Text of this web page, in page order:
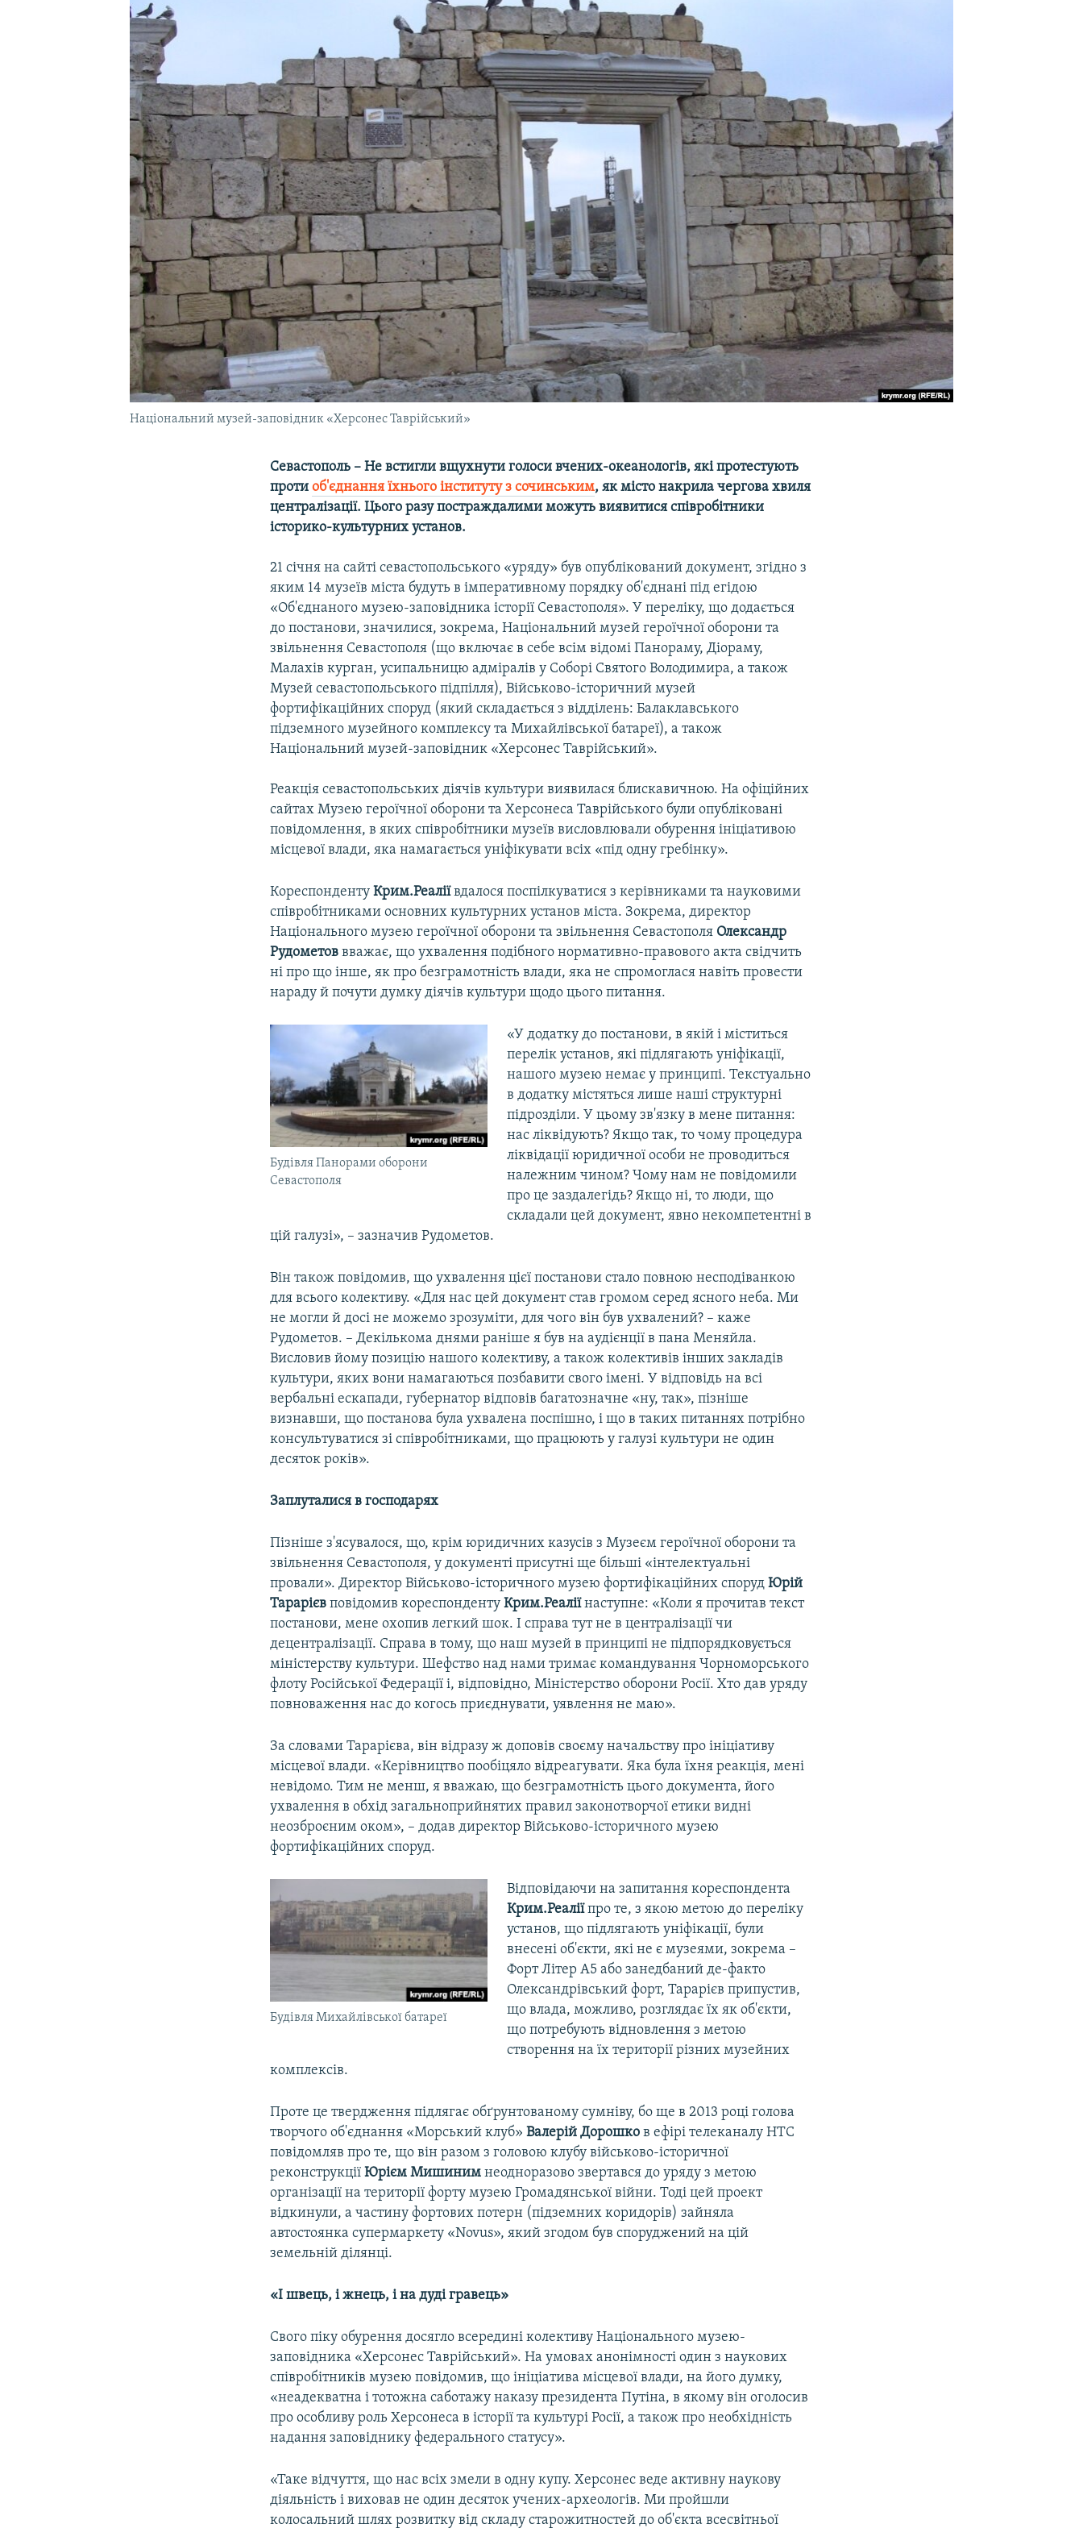
УКРАЇНСЬКА ПРОБЛЕМА КРИМУ
Національний музей-заповідник «Херсонес Таврійський»
Севастополь – Не встигли вщухнути голоси вчених-океанологів, які протестують
протиоб'єднання їхнього інституту з сочинським, як місто накрила чергова хвиля
централізації. Цього разу постраждалими можуть виявитися співробітники
історико-культурних установ.
21 січня на сайті севастопольського «уряду» був опублікований документ, згідно з
яким 14 музеїв міста будуть в імперативному порядку об'єднані під егідою
«Об'єднаного музею-заповідника історії Севастополя». У переліку, що додається
до постанови, значилися, зокрема, Національний музей героїчної оборони та
звільнення Севастополя (що включає в себе всім відомі Панораму, Діораму,
Малахів курган, усипальницю адміралів у Соборі Святого Володимира, а також
Музей севастопольського підпілля), Військово-історичний музей
фортифікаційних споруд (який складається з відділень: Балаклавського
підземного музейного комплексу та Михайлівської батареї), а також
Національний музей-заповідник «Херсонес Таврійський».
Реакція севастопольських діячів культури виявилася блискавичною. На офіційних
сайтах Музею героїчної оборони та Херсонеса Таврійського були опубліковані
повідомлення, в яких співробітники музеїв висловлювали обурення ініціативою
місцевої влади, яка намагається уніфікувати всіх «під одну гребінку».
КореспондентуКрим.Реаліївдалося поспілкуватися з керівниками та науковими
співробітниками основних культурних установ міста. Зокрема, директор
Національного музею героїчної оборони та звільнення Севастополя Олександр
Рудометоввважає, що ухвалення подібного нормативно-правового акта свідчить
ні про що інше, як про безграмотність влади, яка не спромоглася навіть провести
нараду й почути думку діячів культури щодо цього питання.
Будівля Панорами оборони
Севастополя
«У додатку до постанови, в якій і міститься
перелік установ, які підлягають уніфікації,
нашого музею немає у принципі. Текстуально
в додатку містяться лише наші структурні
підрозділи. У цьому зв'язку в мене питання:
нас ліквідують? Якщо так, то чому процедура
ліквідації юридичної особи не проводиться
належним чином? Чому нам не повідомили
про це заздалегідь? Якщо ні, то люди, що
складали цей документ, явно некомпетентні в
цій галузі», – зазначив Рудометов.
Він також повідомив, що ухвалення цієї постанови стало повною несподіванкою
для всього колективу. «Для нас цей документ став громом серед ясного неба. Ми
не могли й досі не можемо зрозуміти, для чого він був ухвалений? – каже
Рудометов. – Декількома днями раніше я був на аудієнції в пана Меняйла.
Висловив йому позицію нашого колективу, а також колективів інших закладів
культури, яких вони намагаються позбавити свого імені. У відповідь на всі
вербальні ескапади, губернатор відповів багатозначне «ну, так», пізніше
визнавши, що постанова була ухвалена поспішно, і що в таких питаннях потрібно
консультуватися зі співробітниками, що працюють у галузі культури не один
десяток років».
Заплуталися в господарях
Пізніше з'ясувалося, що, крім юридичних казусів з Музеєм героїчної оборони та
звільнення Севастополя, у документі присутні ще більші «інтелектуальні
провали». Директор Військово-історичного музею фортифікаційних спорудЮрій
Тарарієв повідомив кореспондентуКрим.Реаліїнаступне: «Коли я прочитав текст
постанови, мене охопив легкий шок. І справа тут не в централізації чи
децентралізації. Справа в тому, що наш музей в принципі не підпорядковується
міністерству культури. Шефство над нами тримає командування Чорноморського
флоту Російської Федерації і, відповідно, Міністерство оборони Росії. Хто дав уряду
повноваження нас до когось приєднувати, уявлення не маю».
За словами Тарарієва, він відразу ж доповів своєму начальству про ініціативу
місцевої влади. «Керівництво пообіцяло відреагувати. Яка була їхня реакція, мені
невідомо. Тим не менш, я вважаю, що безграмотність цього документа, його
ухвалення в обхід загальноприйнятих правил законотворчої етики видні
неозброєним оком», – додав директор Військово-історичного музею
фортифікаційних споруд.
Будівля Михайлівської батареї
Відповідаючи на запитання кореспондента
Крим.Реаліїпро те, з якою метою до переліку
установ, що підлягають уніфікації, були
внесені об'єкти, які не є музеями, зокрема –
Форт Літер А5 або занедбаний де-факто
Олександрівський форт, Тарарієв припустив,
що влада, можливо, розглядає їх як об'єкти,
що потребують відновлення з метою
створення на їх території різних музейних
комплексів.
Проте це твердження підлягає обґрунтованому сумніву, бо ще в 2013 році голова
творчого об'єднання «Морський клуб»Валерій Дорошков ефірі телеканалу НТС
повідомляв про те, що він разом з головою клубу військово-історичної
реконструкціїЮрієм Мишинимнеодноразово звертався до уряду з метою
організації на території форту музею Громадянської війни. Тоді цей проект
відкинули, а частину фортових потерн (підземних коридорів) зайняла
автостоянка супермаркету «Novus», який згодом був споруджений на цій
земельній ділянці.
«І швець, і жнець, і на дуді гравець»
Свого піку обурення досягло всередині колективу Національного музею-
заповідника «Херсонес Таврійський». На умовах анонімності один з наукових
співробітників музею повідомив, що ініціатива місцевої влади, на його думку,
«неадекватна і тотожна саботажу наказу президента Путіна, в якому він оголосив
про особливу роль Херсонеса в історії та культурі Росії, а також про необхідність
надання заповіднику федерального статусу».
«Таке відчуття, що нас всіх змели в одну купу. Херсонес веде активну наукову
діяльність і виховав не один десяток учених-археологів. Ми пройшли
колосальний шлях розвитку від складу старожитностей до об'єкта всесвітньої